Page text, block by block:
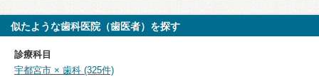
似たような歯科医院（歯医者）を探す
診療科目
宇都宮市 × 歯科 (325件)